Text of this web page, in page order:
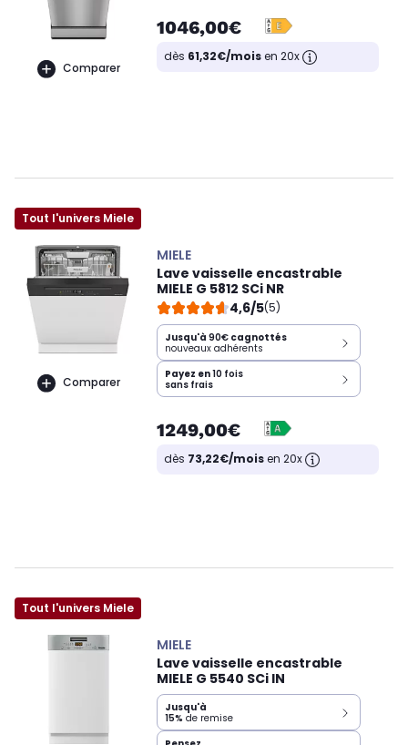
Comparer
1046,00€
dès 61,32€/moisen 20x
Tout l'univers Miele
Comparer
MIELE
Lave vaisselle encastrable
MIELE G 5812 SCi NR
4,6/5(5)
Jusqu'à 90€ cagnottés
nouveaux adhérents
Payez en10 fois
sans frais
1249,00€
dès 73,22€/moisen 20x
Tout l'univers Miele
MIELE
Lave vaisselle encastrable
MIELE G 5540 SCi IN
Jusqu'à
15% de remise